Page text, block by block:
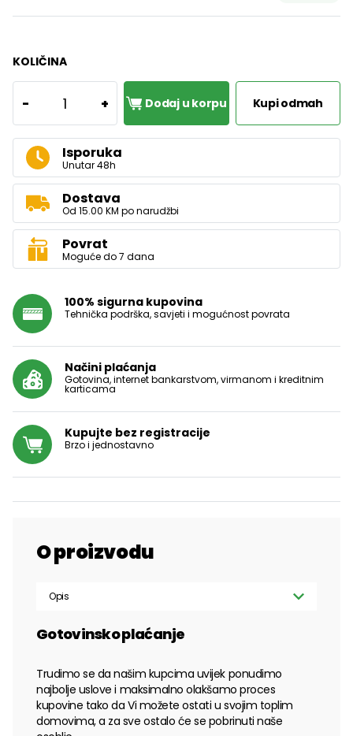
KOLIČINA
- 1 + Dodaj u korpu Kupi odmah
Isporuka
Unutar 48h
Dostava
Od 15.00 KM po narudžbi
Povrat
Moguće do 7 dana
100% sigurna kupovina
Tehnička podrška, savjeti i mogućnost povrata
Načini plaćanja
Gotovina, internet bankarstvom, virmanom i kreditnim
karticama
Kupujte bez registracije
Brzo i jednostavno
O proizvodu
Opis
Gotovinsko plaćanje
Trudimo se da našim kupcima uvijek ponudimo
najbolje uslove i maksimalno olakšamo proces
kupovine tako da Vi možete ostati u svojim toplim
domovima, a za sve ostalo će se pobrinuti naše